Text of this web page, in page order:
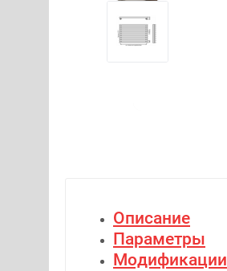
Описание
Параметры
Модификации